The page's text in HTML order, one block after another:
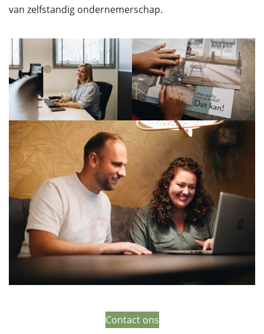
van zelfstandig ondernemerschap.
Contact ons